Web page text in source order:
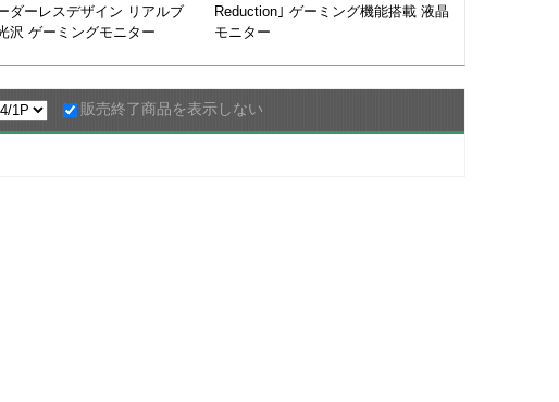
ダーレスデザイン リアルブ
沢 ゲーミングモニター
Reduction｣ ゲーミング機能搭載 液晶
モニター
販売終了商品を表示しない